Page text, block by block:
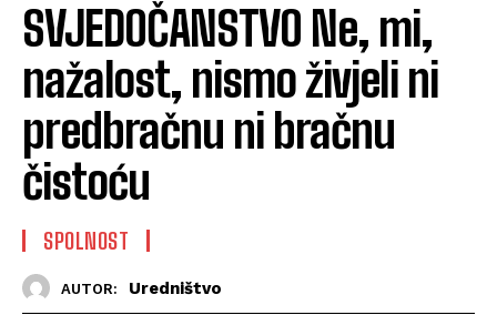
SVJEDOČANSTVO Ne, mi,
nažalost, nismo živjeli ni
predbračnu ni bračnu
čistoću
SPOLNOST
AUTOR: Uredništvo